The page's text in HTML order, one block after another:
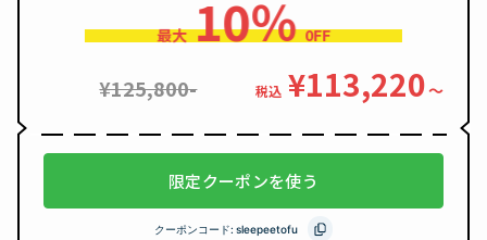
最大 10％ 0FF
¥125,800- 税込 ¥113,220〜
限定クーポンを使う
クーポンコード: sleepeetofu